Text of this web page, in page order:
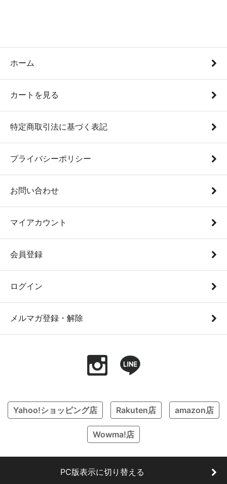
ホーム
カートを見る
特定商取引法に基づく表記
プライバシーポリシー
お問い合わせ
マイアカウント
会員登録
ログイン
メルマガ登録・解除
Yahoo!ショッピング店 Rakuten店 amazon店
Wowma!店
PC版表示に切り替える